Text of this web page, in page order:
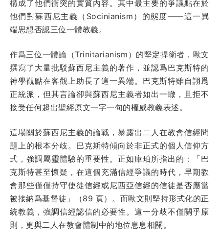
構成了他們衝突的實質內容。其中最主要的爭議點在於
他們對蘇西尼主義（Socinianism）的態度——這一異
端思想否認三位一體教義。
作爲三位一體論（Trinitarianism）的堅定捍衛者，歐文
撰寫了大量批駁蘇西尼主義的著作，並認爲巴克斯特的
神學觀點在客觀上助長了這一異端。巴克斯特雖自詡爲
正統派，但其言論卻與蘇西尼主義者如出一轍，且拒不
接受任何超出聖經原文一字一句的權威教義表述。
這場關於蘇西尼主義的論戰，暴露出二人在教會信經問
題上的根本分歧。巴克斯特傾向於非正式的個人信仰方
式，強調屬靈體驗的重要性。正如庫珀所指出的：「巴
克斯特甚至懷疑，在這個充滿信經爭議的時代，早期教
會那些僅僅持守使徒信經或尼西亞信經的信徒是否應當
被接納爲基督徒」（89 頁）。而歐文則堅持形式化的正
統教義，強調信經認信的必要性。這一分歧不僅關乎原
則，更與二人在教會體制中的地位息息相關。